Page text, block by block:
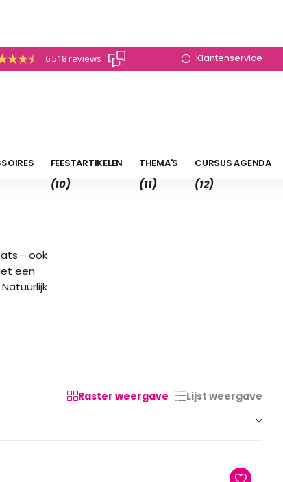
6.518 reviews Klantenservice
FEESTARTIKELEN
(10)
THEMA'S
(11)
CURSUS AGENDA
(12)
- ook
een
Raster weergave
Lijst weergave